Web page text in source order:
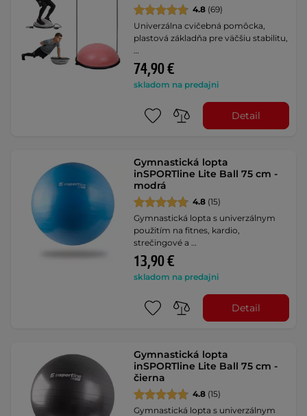
4.8 (69)
Univerzálna cvičebná pomôcka,
plastová základňa pre väčšiu stabilitu,
…
74,90 €
skladom na predajni
Detail
Gymnastická lopta
inSPORTline Lite Ball 75 cm -
modrá
4.8 (15)
Gymnastická lopta s univerzálnym
použitím na fitnes, kardio,
strečingové a …
13,90 €
skladom na predajni
Detail
Gymnastická lopta
inSPORTline Lite Ball 75 cm -
čierna
4.8 (15)
Gymnastická lopta s univerzálnym